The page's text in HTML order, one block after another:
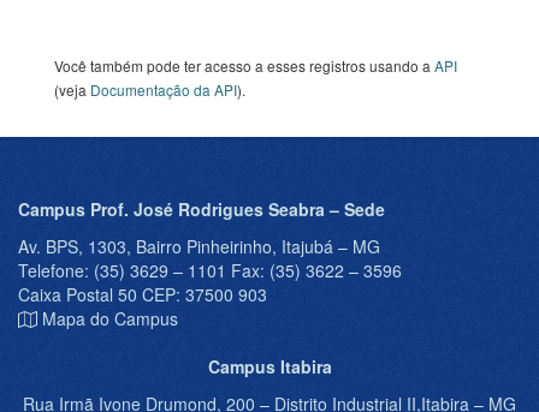
Você também pode ter acesso a esses registros usando a API
(veja Documentação da API).
Campus Prof. José Rodrigues Seabra – Sede
Av. BPS, 1303, Bairro Pinheirinho, Itajubá – MG
Telefone: (35) 3629 – 1101 Fax: (35) 3622 – 3596
Caixa Postal 50 CEP: 37500 903
Mapa do Campus
Campus Itabira
Rua Irmã Ivone Drumond, 200 – Distrito Industrial II,Itabira – MG